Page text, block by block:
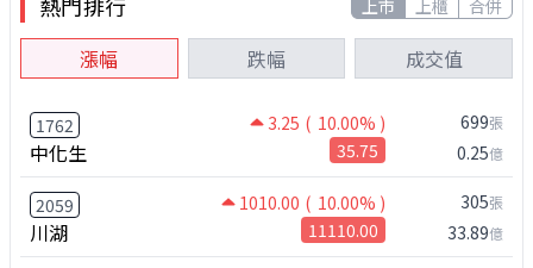
上市 上櫃 合併
漲幅 跌幅 成交值
1762 3.25 ( 10.00% )
中化生 35.75
699張
0.25億
2059 1010.00 ( 10.00% )
川湖 11110.00
305張
33.89億